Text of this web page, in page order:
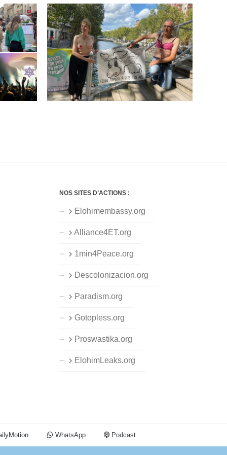
NOS SITES D’ACTIONS :
Elohimembassy.org
Alliance4ET.org
1min4Peace.org
Descolonizacion.org
Paradism.org
Gotopless.org
Proswastika.org
ElohimLeaks.org
WhatsApp Podcast